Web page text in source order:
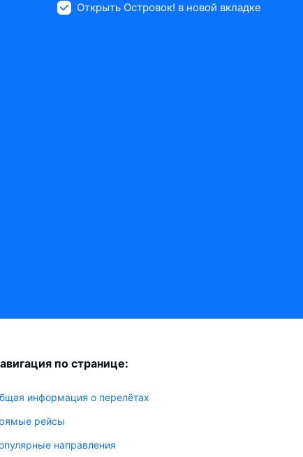
Открыть Островок! в новой вкладке
по странице:
информация о перелётах
рейсы
направления